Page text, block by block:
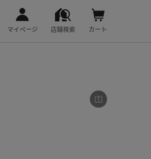
マイページ 店舗検索 カート